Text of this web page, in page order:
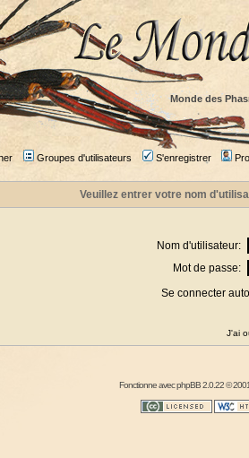
Monde des
Groupes d'utilisateurs S'enregistrer
Veuillez entrer votre nom
Nom d'utilisateur:
Mot de passe:
Se connecter
J'ai
Fonctionne avecphpBB2.0.22 ©